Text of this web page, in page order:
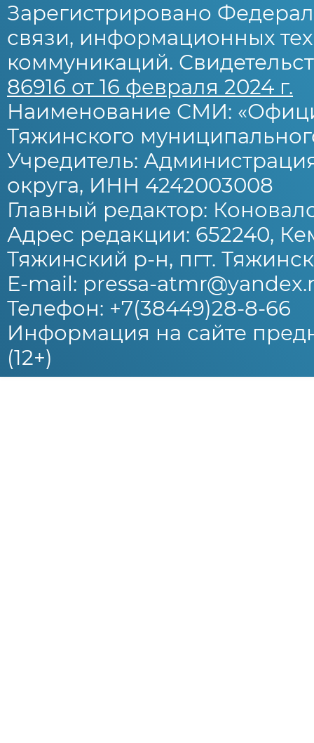
Зарегистрировано
связи, информационных
коммуникаций.
86916 от 16 февраля 2024 г.
Наименование СМИ:
Тяжинского
Учредитель:
округа, ИНН 4242003008
Главный редактор:
Адрес редакции: 652240,
Тяжинский р-н, пгт.
E-mail: pressa-
Телефон: +7(38449)28-8-66
Информация на сайте
(12+)